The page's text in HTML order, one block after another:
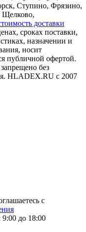
Ступино, Фрязино,
Щелково,
доставки
сроках поставки,
назначении и
носит
публичной офертой.
без
HLADEX.RU c 2007
с
до 18:00